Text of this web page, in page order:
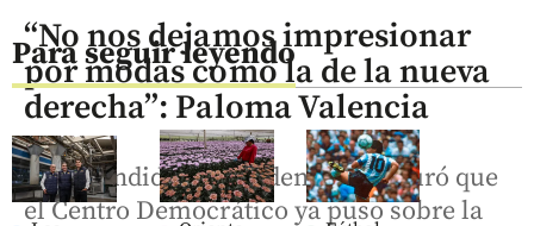
Para seguir leyendo
“No nos dejamos impresionar
por modas como la de la nueva
derecha”: Paloma Valencia
La excandidata presidencial aseguró que
el Centro Democrático ya puso sobre la